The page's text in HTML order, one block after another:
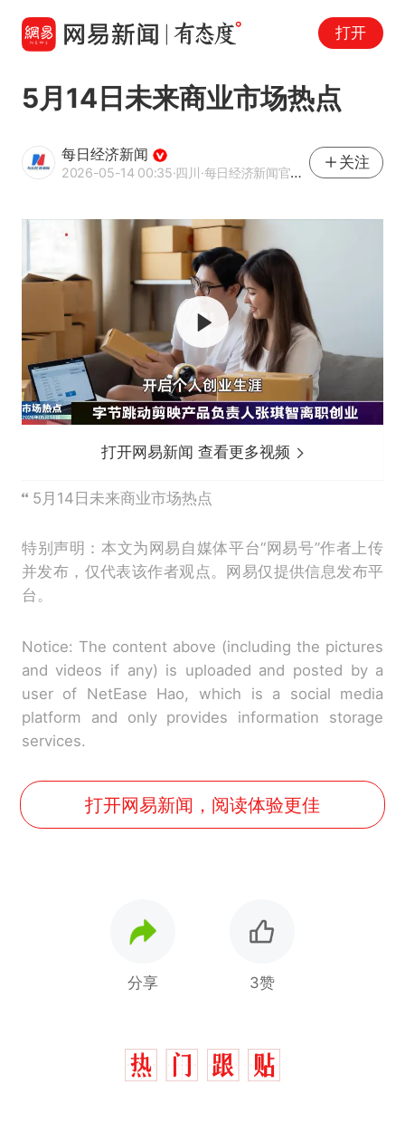
打开
5月14日未来商业市场热点
每日经济新闻
2026-05-14 00:35·四川·每日经济新闻官方网易号
关注
打开网易新闻 查看更多视频
5月14日未来商业市场热点
特别声明：本文为网易自媒体平台“网易号”作者上传
并发布，仅代表该作者观点。网易仅提供信息发布平
台。
Notice: The content above (including the pictures
and videos if any) is uploaded and posted by a
user of NetEase Hao, which is a social media
platform and only provides information storage
services.
打开网易新闻，阅读体验更佳
分享 3赞